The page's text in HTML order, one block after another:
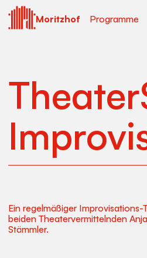
Moritzhof Programme
Ein regelmäßiger
beiden Theatervermittelnden
Stämmler.